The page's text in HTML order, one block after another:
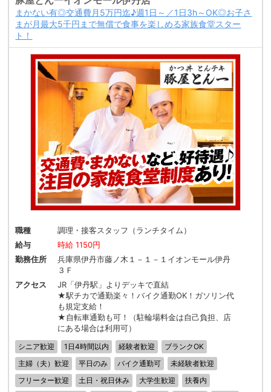
まかない有◎交通費月5万円迄♪週1日～／1日3h～OK◎お子さ
まが月最大5千円まで無償で食事を楽しめる家族食堂スター
ト！
職種
調理・接客スタッフ（ランチタイム）
給与
時給 1150円
勤務住所
兵庫県伊丹市藤ノ木１－１－１イオンモール伊丹
３Ｆ
アクセス
JR「伊丹駅」よりデッキで直結
★駅チカで通勤楽々！バイク通勤OK！ガソリン代
も規定支給！
★自転車通勤も可！（駐輪場料金は自己負担、店
にある場合は利用可）
シニア歓迎 1日4時間以内 経験者歓迎
ブランクOK
主婦（夫）歓迎
平日のみ バイク通勤可
未経験者歓迎
フリーター歓迎
土日・祝日休み 大学生歓迎
扶養内